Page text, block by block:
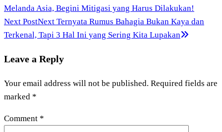
Melanda Asia, Begini Mitigasi yang Harus Dilakukan!
Next PostNext Ternyata Rumus Bahagia Bukan Kaya dan
Terkenal, Tapi 3 Hal Ini yang Sering Kita Lupakan
Leave a Reply
Your email address will not be published. Required fields are
marked *
Comment *